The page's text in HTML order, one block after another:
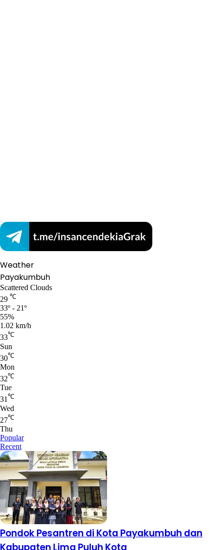
Weather
Payakumbuh
Scattered Clouds
29 ℃
33º - 21º
55%
1.02 km/h
33℃
Sun
30℃
Mon
32℃
Tue
31℃
Wed
27℃
Thu
Popular
Recent
Pondok Pesantren di Kota Payakumbuh dan
Kabupaten Lima Puluh Kota